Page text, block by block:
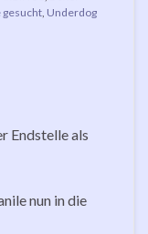
gesucht Underdog
Endstelle als
nun in die